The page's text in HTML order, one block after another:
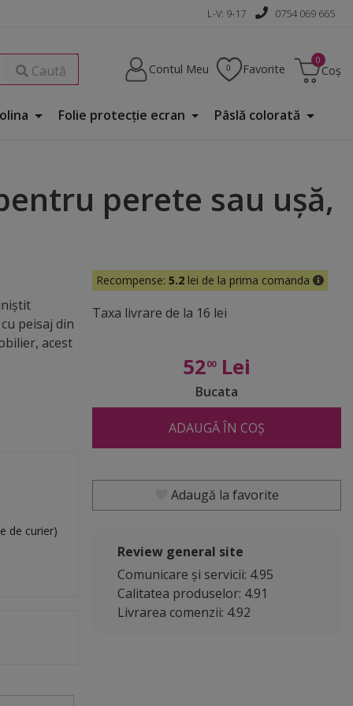
L-V: 9-17 0754 069 665
Caută Contul Meu Favorite Coș
Folie protecţie ecran Pâslă colorată
perete sau uşă,
peisaj din
acest
de curier)
Recompense:5.2 lei de la prima comanda
Taxa livrare de la 16 lei
5200Lei
Bucata
ADAUGĂ ÎN COȘ
Adaugă la favorite
Review general site
Comunicare și servicii: 4.95
Calitatea produselor: 4.91
Livrarea comenzii: 4.92